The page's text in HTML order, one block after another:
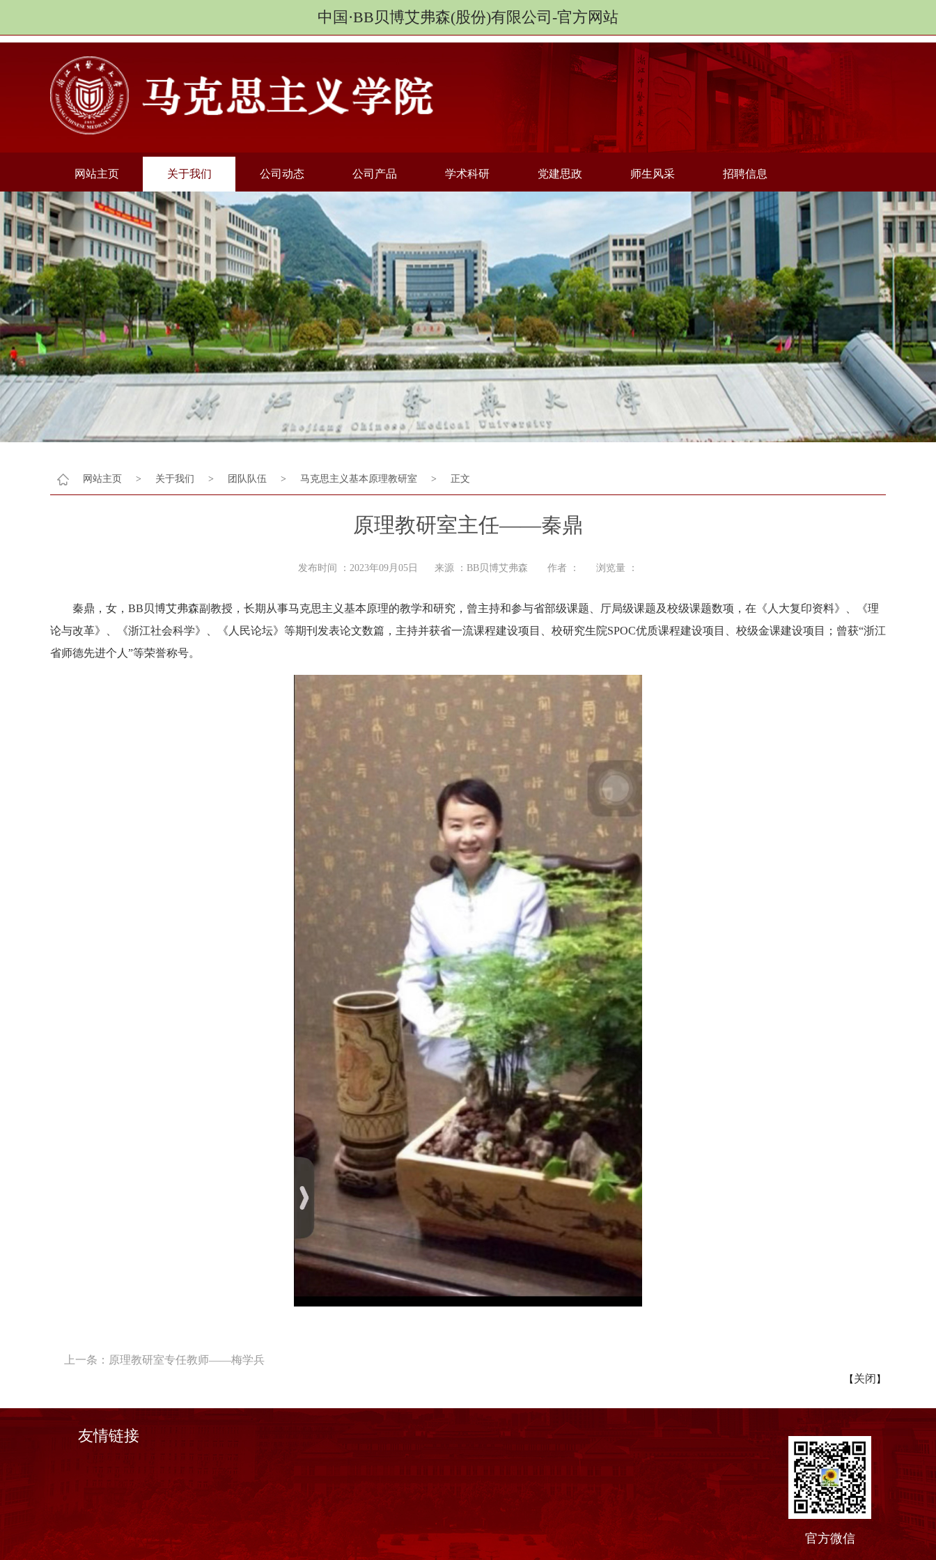
中国·BB贝博艾弗森(股份)有限公司-官方网站
网站主页 关于我们 公司动态 公司产品 学术科研 党建思政 师生风采 招聘信息
网站主页 > 关于我们 > 团队队伍 > 马克思主义基本原理教研室 > 正文
原理教研室主任——秦鼎
发布时间 ：2023年09月05日 来源 ：BB贝博艾弗森 作者 ： 浏览量 ：
秦鼎，女，BB贝博艾弗森副教授，长期从事马克思主义基本原理的教学和研究，曾主持和参与省部级课题、厅局级课题及校级课题数项，在《人大复印资料》、《理
论与改革》、《浙江社会科学》、《人民论坛》等期刊发表论文数篇，主持并获省一流课程建设项目、校研究生院SPOC优质课程建设项目、校级金课建设项目；曾获“浙江
省师德先进个人”等荣誉称号。
上一条： 原理教研室专任教师——梅学兵
【 关闭 】
友情链接
官方微信